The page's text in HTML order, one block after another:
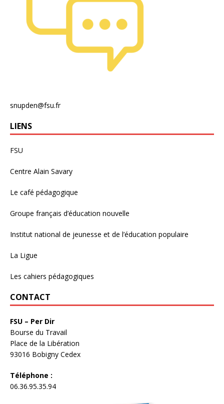
snupden@fsu.fr
LIENS
FSU
Centre Alain Savary
Le café pédagogique
Groupe français d’éducation nouvelle
Institut national de jeunesse et de l’éducation populaire
La Ligue
Les cahiers pédagogiques
CONTACT
FSU – Per Dir
Bourse du Travail
Place de la Libération
93016 Bobigny Cedex
Téléphone :
06.36.95.35.94